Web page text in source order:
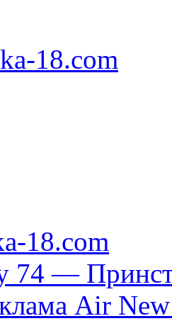
18.com
18.com
74 —
Air